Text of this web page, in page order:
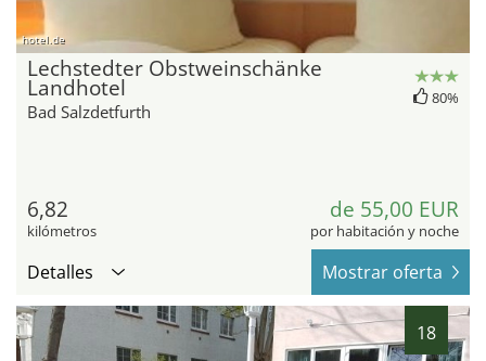
hotel.de
Lechstedter Obstweinschänke
Landhotel
Bad Salzdetfurth
80%
6,82
kilómetros
de 55,00 EUR
por habitación y noche
Detalles Mostrar oferta
18